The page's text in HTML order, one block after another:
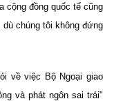
cộng đồng quốc tế cũng
chúng tôi không đứng
về việc Bộ Ngoại giao
và phát ngôn sai trái"